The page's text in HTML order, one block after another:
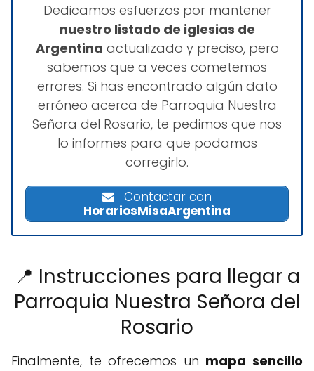
Dedicamos esfuerzos por mantener
nuestro listado de iglesias de
Argentina actualizado y preciso, pero
sabemos que a veces cometemos
errores. Si has encontrado algún dato
erróneo acerca de Parroquia Nuestra
Señora del Rosario, te pedimos que nos
lo informes para que podamos
corregirlo.
Contactar con
HorariosMisaArgentina
📍 Instrucciones para llegar a
Parroquia Nuestra Señora del
Rosario
Finalmente, te ofrecemos un mapa sencillo